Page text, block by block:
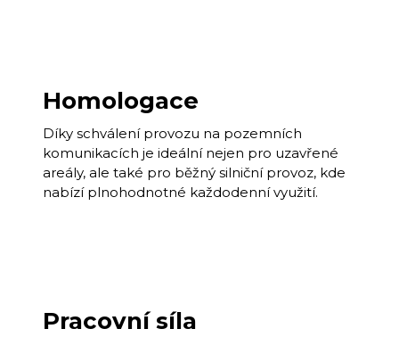
Homologace
Díky schválení provozu na pozemních
komunikacích je ideální nejen pro uzavřené
areály, ale také pro běžný silniční provoz, kde
nabízí plnohodnotné každodenní využití.
Pracovní síla